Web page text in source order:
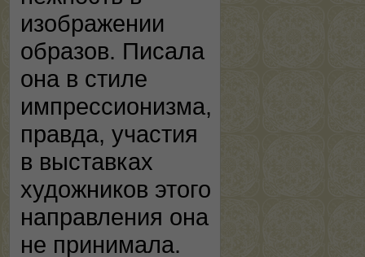
изображении
образов. Писала
она в стиле
импрессионизма,
правда, участия
в выставках
художников этого
направления она
не принимала.